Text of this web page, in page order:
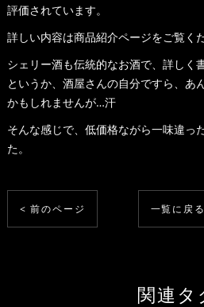
評価されています。
詳しい内容は商品紹介ページをご覧く
シェリー酒も伝統的なお酒で、詳しく
というか、酒屋さんの自分ですら、あ
かもしれませんが…汗
そんな感じで、低価格ながら一味違っ
た。
< 前のページ 一覧に戻る
関連タ